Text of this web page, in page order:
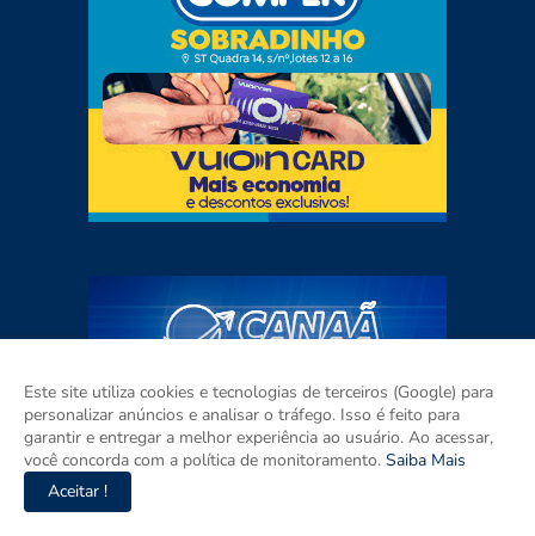
Este site utiliza cookies e tecnologias de terceiros (Google) para
personalizar anúncios e analisar o tráfego. Isso é feito para
garantir e entregar a melhor experiência ao usuário. Ao acessar,
você concorda com a política de monitoramento. Saiba Mais
Aceitar !